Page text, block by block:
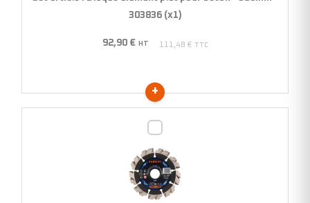
350mm
303836
303836 (x1)
92,90 € HT 111,48 € TTC
plat
pour
béton